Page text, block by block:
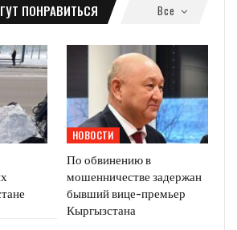
Все
ПОНРАВИТЬСЯ
НОВОСТИ
По обвинению в
мошенничестве задержан
бывший вице-премьер
Кыргызстана